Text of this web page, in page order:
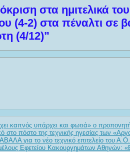
στα ημιτελικά
(4-2) στα πέναλτι σε
(4/12)”
καπνός υπάρχει και φωτιά» ο
στο πόστο της τεχνικής ηγεσίας των
για το νέο τεχνικό επιτελείο του
Εφετείου Κακουργημάτων Αθηνών: